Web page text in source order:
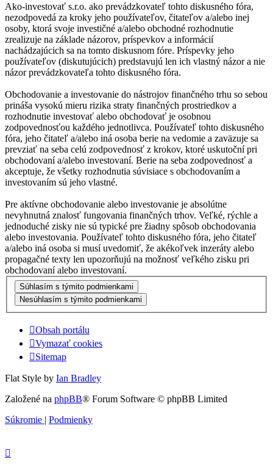
Ako-investovať s.r.o. ako prevádzkovateľ tohto diskusného fóra,
nezodpovedá za kroky jeho používateľov, čitateľov a/alebo inej
osoby, ktorá svoje investičné a/alebo obchodné rozhodnutie
zrealizuje na základe názorov, príspevkov a informácií
nachádzajúcich sa na tomto diskusnom fóre. Príspevky jeho
používateľov (diskutujúcich) predstavujú len ich vlastný názor a nie
názor prevádzkovateľa tohto diskusného fóra.
Obchodovanie a investovanie do nástrojov finančného trhu so sebou
prináša vysokú mieru rizika straty finančných prostriedkov a
rozhodnutie investovať alebo obchodovať je osobnou
zodpovednosťou každého jednotlivca. Používateľ tohto diskusného
fóra, jeho čitateľ a/alebo iná osoba berie na vedomie a zaväzuje sa
prevziať na seba celú zodpovednosť z krokov, ktoré uskutoční pri
obchodovaní a/alebo investovaní. Berie na seba zodpovednosť a
akceptuje, že všetky rozhodnutia súvisiace s obchodovaním a
investovaním sú jeho vlastné.
Pre aktívne obchodovanie alebo investovanie je absolútne
nevyhnutná znalosť fungovania finančných trhov. Veľké, rýchle a
jednoduché zisky nie sú typické pre žiadny spôsob obchodovania
alebo investovania. Používateľ tohto diskusného fóra, jeho čitateľ
a/alebo iná osoba si musí uvedomiť, že akékoľvek inzeráty alebo
propagačné texty len upozorňujú na možnosť veľkého zisku pri
obchodovaní alebo investovaní.
Obsah portálu
Vymazať cookies
Sitemap
Flat Style by Ian Bradley
Založené na phpBB® Forum Software © phpBB Limited
Súkromie | Podmienky